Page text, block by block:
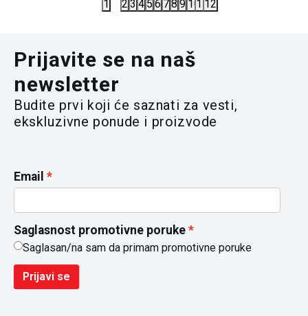
1 2 3 4 5 6 78 9 101112
Prijavite se na naš
newsletter
Budite prvi koji će saznati za vesti,
ekskluzivne ponude i proizvode
Email
Saglasnost promotivne poruke
Saglasan/na sam da primam promotivne poruke
Prijavi se